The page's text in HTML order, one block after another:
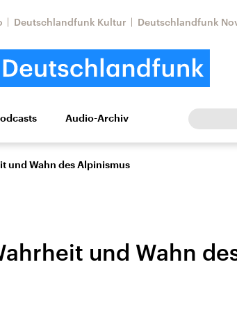
Deutschlandfunk Kultur Deutschlandfunk
Kultur Europa
Audio-Archiv
und Wahn des Alpinismus
und Wahn